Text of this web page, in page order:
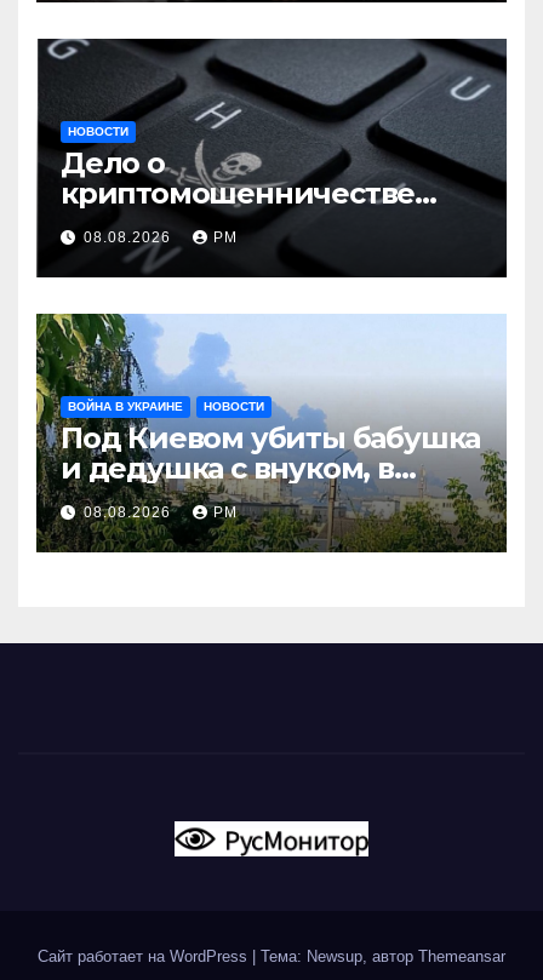
НОВОСТИ
Дело о
криптомошенничестве
оборачивают в содействие
терроризму
08.08.2026 РМ
ВОЙНА В УКРАИНЕ НОВОСТИ
Под Киевом убиты бабушка
и дедушка с внуком, в
Поволжье и на Кубани
вновь горят НПЗ
08.08.2026 РМ
Сайт работает на WordPress Тема: Newsup, автор Themeansar